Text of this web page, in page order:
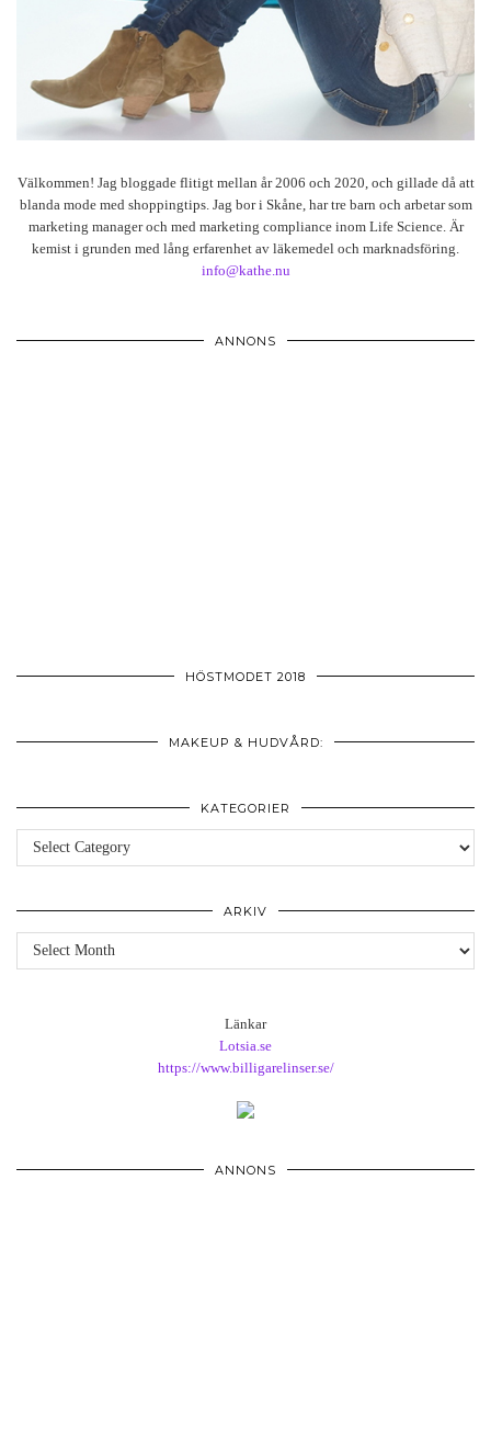
Välkommen! Jag bloggade flitigt mellan år 2006 och 2020, och gillade då att
blanda mode med shoppingtips. Jag bor i Skåne, har tre barn och arbetar som
marketing manager och med marketing compliance inom Life Science. Är
kemist i grunden med lång erfarenhet av läkemedel och marknadsföring.
info@kathe.nu
ANNONS
HÖSTMODET 2018
MAKEUP & HUDVÅRD:
KATEGORIER
Kategorier
ARKIV
Arkiv
Länkar
Lotsia.se
https://www.billigarelinser.se/
ANNONS